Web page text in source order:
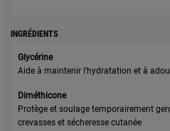
INGRÉDIENTS
Glycérine
Aide à maintenir l'hydratation et à
Diméthicone
Protège et soulage temporairement
crevasses et sécheresse cutanée